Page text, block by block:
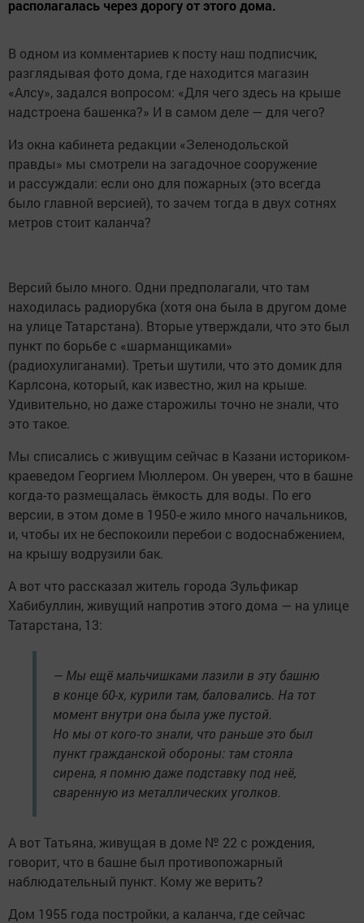
располагалась через дорогу от этого дома.
В одном из комментариев к посту наш подписчик,
разглядывая фото дома, где находится магазин
«Алсу», задался вопросом: «Для чего здесь на крыше
надстроена башенка?» И в самом деле — для чего?
Из окна кабинета редакции «Зеленодольской
правды» мы смотрели на загадочное сооружение
и рассуждали: если оно для пожарных (это всегда
было главной версией), то зачем тогда в двух сотнях
метров стоит каланча?
Версий было много. Одни предполагали, что там
находилась радиорубка (хотя она была в другом доме
на улице Татарстана). Вторые утверждали, что это был
пункт по борьбе с «шарманщиками»
(радиохулиганами). Третьи шутили, что это домик для
Карлсона, который, как известно, жил на крыше.
Удивительно, но даже старожилы точно не знали, что
это такое.
Мы списались с живущим сейчас в Казани историком-
краеведом Георгием Мюллером. Он уверен, что в башне
когда-то размещалась ёмкость для воды. По его
версии, в этом доме в 1950-е жило много начальников,
и, чтобы их не беспокоили перебои с водоснабжением,
на крышу водрузили бак.
А вот что рассказал житель города Зульфикар
Хабибуллин, живущий напротив этого дома — на улице
Татарстана, 13:
— Мы ещё мальчишками лазили в эту башню
в конце 60-х, курили там, баловались. На тот
момент внутри она была уже пустой.
Но мы от кого-то знали, что раньше это был
пункт гражданской обороны: там стояла
сирена, я помню даже подставку под неё,
сваренную из металлических уголков.
А вот Татьяна, живущая в доме № 22 с рождения,
говорит, что в башне был противопожарный
наблюдательный пункт. Кому же верить?
Дом 1955 года постройки, а каланча, где сейчас